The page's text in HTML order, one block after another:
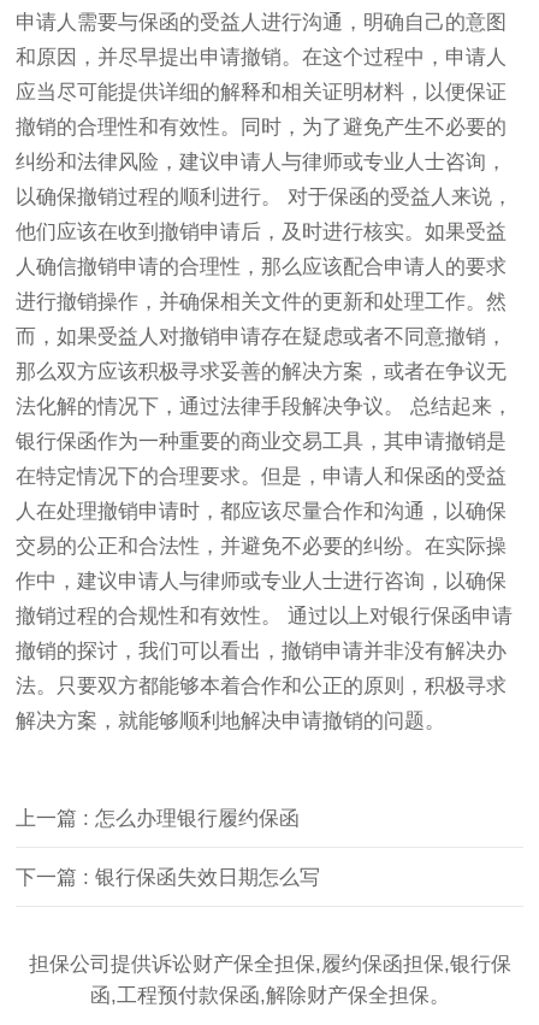
申请人需要与保函的受益人进行沟通，明确自己的意图
和原因，并尽早提出申请撤销。在这个过程中，申请人
应当尽可能提供详细的解释和相关证明材料，以便保证
撤销的合理性和有效性。同时，为了避免产生不必要的
纠纷和法律风险，建议申请人与律师或专业人士咨询，
以确保撤销过程的顺利进行。 对于保函的受益人来说，
他们应该在收到撤销申请后，及时进行核实。如果受益
人确信撤销申请的合理性，那么应该配合申请人的要求
进行撤销操作，并确保相关文件的更新和处理工作。然
而，如果受益人对撤销申请存在疑虑或者不同意撤销，
那么双方应该积极寻求妥善的解决方案，或者在争议无
法化解的情况下，通过法律手段解决争议。 总结起来，
银行保函作为一种重要的商业交易工具，其申请撤销是
在特定情况下的合理要求。但是，申请人和保函的受益
人在处理撤销申请时，都应该尽量合作和沟通，以确保
交易的公正和合法性，并避免不必要的纠纷。在实际操
作中，建议申请人与律师或专业人士进行咨询，以确保
撤销过程的合规性和有效性。 通过以上对银行保函申请
撤销的探讨，我们可以看出，撤销申请并非没有解决办
法。只要双方都能够本着合作和公正的原则，积极寻求
解决方案，就能够顺利地解决申请撤销的问题。
上一篇 : 怎么办理银行履约保函
下一篇 : 银行保函失效日期怎么写
担保公司提供诉讼财产保全担保,履约保函担保,银行保
函,工程预付款保函,解除财产保全担保。